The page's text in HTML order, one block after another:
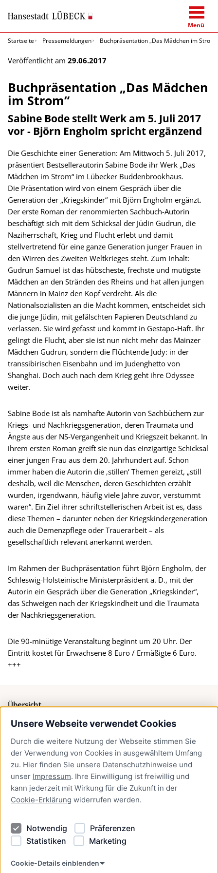
Unsere Webseite verwendet Cookies
Durch die weitere Nutzung der Webseite stimmen Sie
der Verwendung von Cookies in ausgewähltem Umfang
zu. Hier finden Sie unsere Datenschutzhinweise und
unser Impressum. Ihre Einwilligung ist freiwillig und
kann jederzeit mit Wirkung für die Zukunft in der
Cookie-Erklärung widerrufen werden.
Notwendig
Präferenzen
Statistiken
Marketing
Cookie-Details einblenden
Menü
Startseite
Pressemeldungen Buchpräsentation „Das Mädchen im Strom“
Veröffentlicht am 29.06.2017
Buchpräsentation „Das Mädchen
im Strom“
Sabine Bode stellt Werk am 5. Juli 2017
vor - Björn Engholm spricht ergänzend
Die Geschichte einer Generation: Am Mittwoch 5. Juli 2017,
präsentiert Bestsellerautorin Sabine Bode ihr Werk „Das
Mädchen im Strom“ im Lübecker Buddenbrookhaus.
Die Präsentation wird von einem Gespräch über die
Generation der „Kriegskinder“ mit Björn Engholm ergänzt.
Der erste Roman der renommierten Sachbuch-Autorin
beschäftigt sich mit dem Schicksal der Jüdin Gudrun, die
Naziherrschaft, Krieg und Flucht erlebt und damit
stellvertretend für eine ganze Generation junger Frauen in
den Wirren des Zweiten Weltkrieges steht. Zum Inhalt:
Gudrun Samuel ist das hübscheste, frechste und mutigste
Mädchen an den Stränden des Rheins und hat allen jungen
Männern in Mainz den Kopf verdreht. Als die
Nationalsozialisten an die Macht kommen, entscheidet sich
die junge Jüdin, mit gefälschten Papieren Deutschland zu
verlassen. Sie wird gefasst und kommt in Gestapo-Haft. Ihr
gelingt die Flucht, aber sie ist nun nicht mehr das Mainzer
Mädchen Gudrun, sondern die Flüchtende Judy: in der
transsibirischen Eisenbahn und im Judenghetto von
Shanghai. Doch auch nach dem Krieg geht ihre Odyssee
weiter.
Sabine Bode ist als namhafte Autorin von Sachbüchern zur
Kriegs- und Nachkriegsgeneration, deren Traumata und
Ängste aus der NS-Vergangenheit und Kriegszeit bekannt. In
ihrem ersten Roman greift sie nun das einzigartige Schicksal
einer jungen Frau aus dem 20. Jahrhundert auf. Schon
immer haben die Autorin die ‚stillen‘ Themen gereizt, „still
deshalb, weil die Menschen, deren Geschichten erzählt
wurden, irgendwann, häufig viele Jahre zuvor, verstummt
waren“. Ein Ziel ihrer schriftstellerischen Arbeit ist es, dass
diese Themen – darunter neben der Kriegskindergeneration
auch die Demenzpflege oder Trauerarbeit – als
gesellschaftlich relevant anerkannt werden.
Im Rahmen der Buchpräsentation führt Björn Engholm, der
Schleswig-Holsteinische Ministerpräsident a. D., mit der
Autorin ein Gespräch über die Generation „Kriegskinder“,
das Schweigen nach der Kriegskindheit und die Traumata
der Nachkriegsgeneration.
Die 90-minütige Veranstaltung beginnt um 20 Uhr. Der
Eintritt kostet für Erwachsene 8 Euro / Ermäßigte 6 Euro.
+++
Übersicht
Bürgerservice
Presse
Newsletter Lübeck:kompakt
Kontakt
Kontakt
Datenschutzhinweise
Barrierefreiheit
Cookie Erklärung